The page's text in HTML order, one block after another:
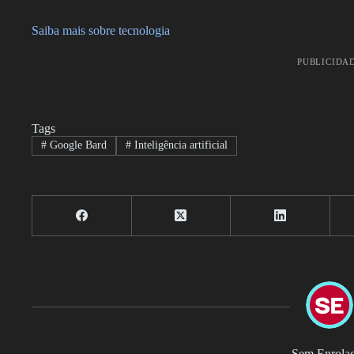
Saiba mais sobre tecnologia
Tags
#Google Bard #Inteligência artificial